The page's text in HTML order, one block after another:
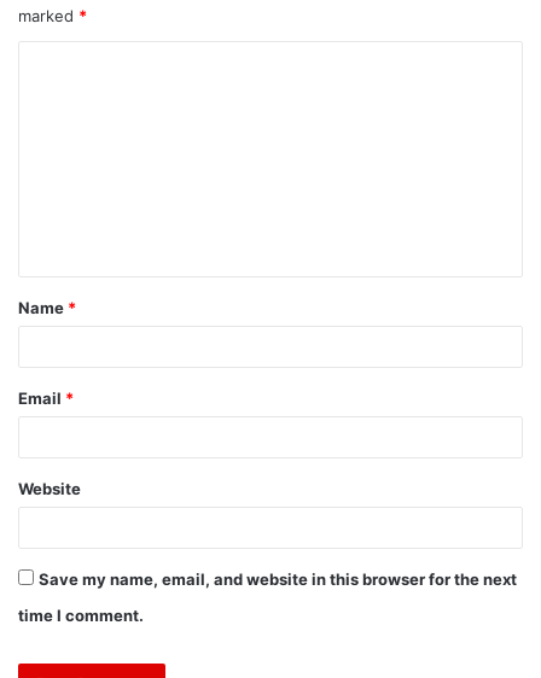
marked *
Name *
Email *
Website
Save my name, email, and website in this browser for the next
time I comment.